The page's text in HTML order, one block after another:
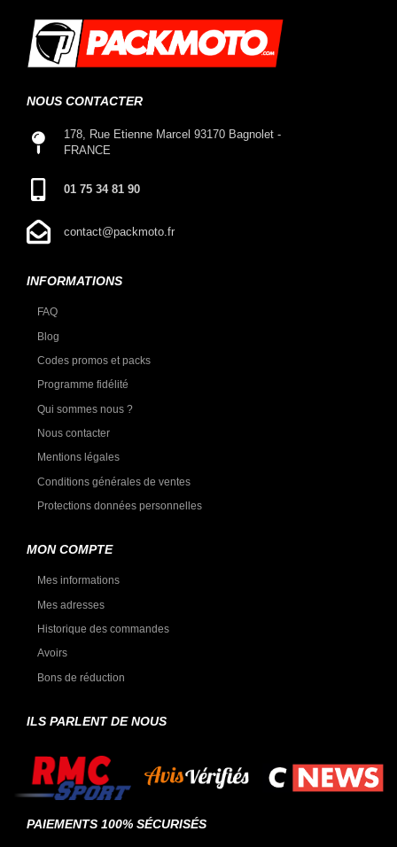
NOUS CONTACTER
178, Rue Etienne Marcel 93170 Bagnolet -
FRANCE
01 75 34 81 90
contact@packmoto.fr
INFORMATIONS
FAQ
Blog
Codes promos et packs
Programme fidélité
Qui sommes nous ?
Nous contacter
Mentions légales
Conditions générales de ventes
Protections données personnelles
MON COMPTE
Mes informations
Mes adresses
Historique des commandes
Avoirs
Bons de réduction
ILS PARLENT DE NOUS
PAIEMENTS 100% SÉCURISÉS